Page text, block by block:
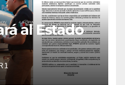
al Estado